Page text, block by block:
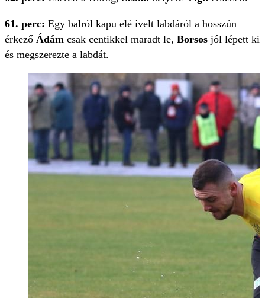
61. perc: Egy balról kapu elé ívelt labdáról a hosszún
érkező Ádám csak centikkel maradt le, Borsos jól lépett ki
és megszerezte a labdát.